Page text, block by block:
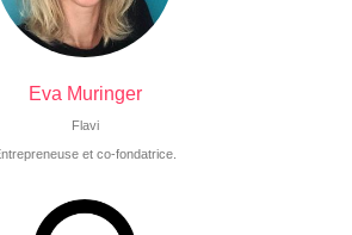
Eva Muringer
Flavi
et co-fondatrice.